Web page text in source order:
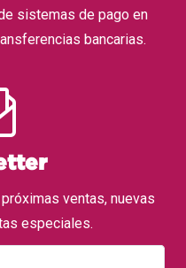
sistemas de pago en
bancarias.
ventas, nuevas
especiales.